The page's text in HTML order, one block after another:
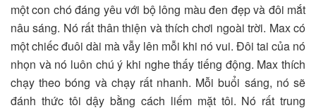
một con chó đáng yêu với bộ lông màu đen đẹp và đôi mắt
nâu sáng. Nó rất thân thiện và thích chơi ngoài trời. Max có
một chiếc đuôi dài mà vẫy lên mỗi khi nó vui. Đôi tai của nó
nhọn và nó luôn chú ý khi nghe thấy tiếng động. Max thích
chạy theo bóng và chạy rất nhanh. Mỗi buổi sáng, nó sẽ
đánh thức tôi dậy bằng cách liếm mặt tôi. Nó rất trung